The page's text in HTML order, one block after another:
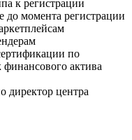
к регистрации
до момента регистрации
по
финансового актива
директор центра